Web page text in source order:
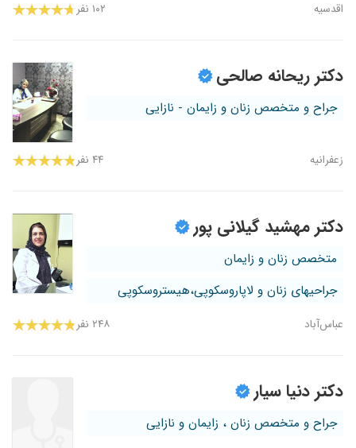
اقدسیه ۱۰۲ نفر
دکتر ریحانه صالحی
جراح و متخصص زنان و زایمان - نازایی
زعفرانیه ۴۴ نفر
دکتر مهشید گیلانی پور
متخصص زنان و زایمان
جراحیهای زنان و لاپاروسکوپی،هیستروسکوپی
عباس‌آباد ۲۴۸ نفر
دکتر دنیا سیار
جراح و متخصص زنان ، زایمان و نازایی